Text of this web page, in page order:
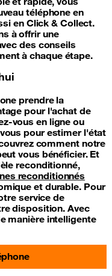
téléphone en
en Click & Collect.
à offrir une
des conseils
à chaque étape.
prendre la
pour l'achat de
vous en ligne ou
pour estimer l'état
comment notre
vous bénéficier. Et
reconditionné,
reconditionnés
et durable. Pour
service de
disposition. Avec
manière intelligente